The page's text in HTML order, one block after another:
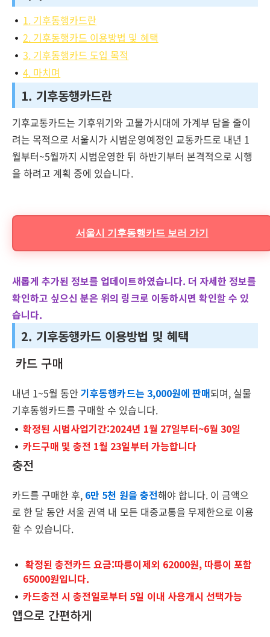
1. 기후동행카드란
2. 기후동행카드 이용방법 및 혜택
3. 기후동행카드 도입 목적
4. 마치며
1. 기후동행카드란
기후교통카드는 기후위기와 고물가시대에 가계부 담을 줄이
려는 목적으로 서울시가 시범운영예정인 교통카드로 내년 1
월부터~5월까지 시범운영한 뒤 하반기부터 본격적으로 시행
을 하려고 계획 중에 있습니다.
서울시 기후동행카드 보러 가기
새롭게 추가된 정보를 업데이트하였습니다. 더 자세한 정보를
확인하고 싶으신 분은 위의 링크로 이동하시면 확인할 수 있
습니다.
2. 기후동행카드 이용방법 및 혜택
카드 구매
내년 1~5월 동안기후동행카드는 3,000원에 판매되며, 실물
기후동행카드를 구매할 수 있습니다.
확정된 시범사업기간:2024년 1월 27일부터~6월 30일
카드구매 및 충전 1월 23일부터 가능합니다
충전
카드를 구매한 후, 6만 5천 원을 충전해야 합니다. 이 금액으
로 한 달 동안 서울 권역 내 모든 대중교통을 무제한으로 이용
할 수 있습니다.
확정된 충전카드 요금:따릉이제외 62000원, 따릉이 포함
65000원입니다.
카드충전 시 충전일로부터 5일 이내 사용개시 선택가능
앱으로 간편하게